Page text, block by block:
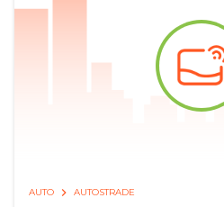
AUTO AUTOSTRADE